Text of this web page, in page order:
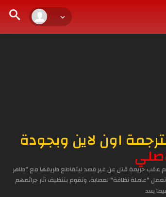
وتحميل المسلسل التركي اسمي فرح الحلقة 2 مترجمة اون لاين وبجودة
عقب جريمة قتل عن غير قصد ليتقاطع طريقها مع "طاهر
"عاملة نظافة" لعصابة، وتقوم بتنظيف آثار جرائمهم
بعد